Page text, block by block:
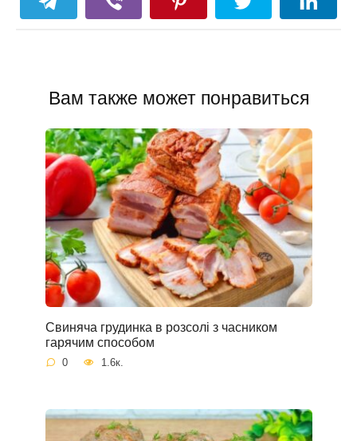
Вам также может понравиться
Свиняча грудинка в розсолі з часником
гарячим способом
0 1.6к.